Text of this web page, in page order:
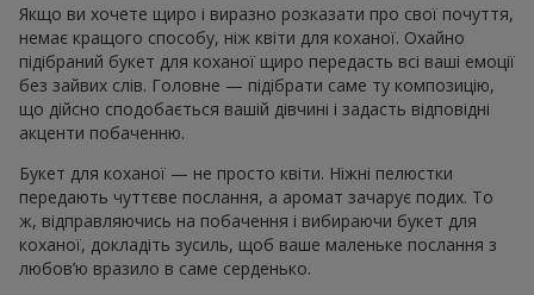
Якщо ви хочете щиро і виразно розказати про свої почуття,
немає кращого способу, ніж квіти для коханої. Охайно
підібраний букет для коханої щиро передасть всі ваші емоції
без зайвих слів. Головне — підібрати саме ту композицію,
що дійсно сподобається вашій дівчині і задасть відповідні
акценти побаченню.
Букет для коханої — не просто квіти. Ніжні пелюстки
передають чуттєве послання, а аромат зачарує подих. То
ж, відправляючись на побачення і вибираючи букет для
коханої, докладіть зусиль, щоб ваше маленьке послання з
любов’ю вразило в саме серденько.